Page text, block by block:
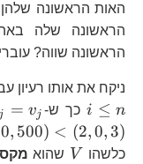
האות הראשונה
הראשונה שלה
הראשונה שווה?
ניקח את אותו רעיון
U<V
n
i ≤ n כך ש- j = vj
u_{i}
<v_{i}
, 500) < (2,0,3)
כלשהו
V שהוא